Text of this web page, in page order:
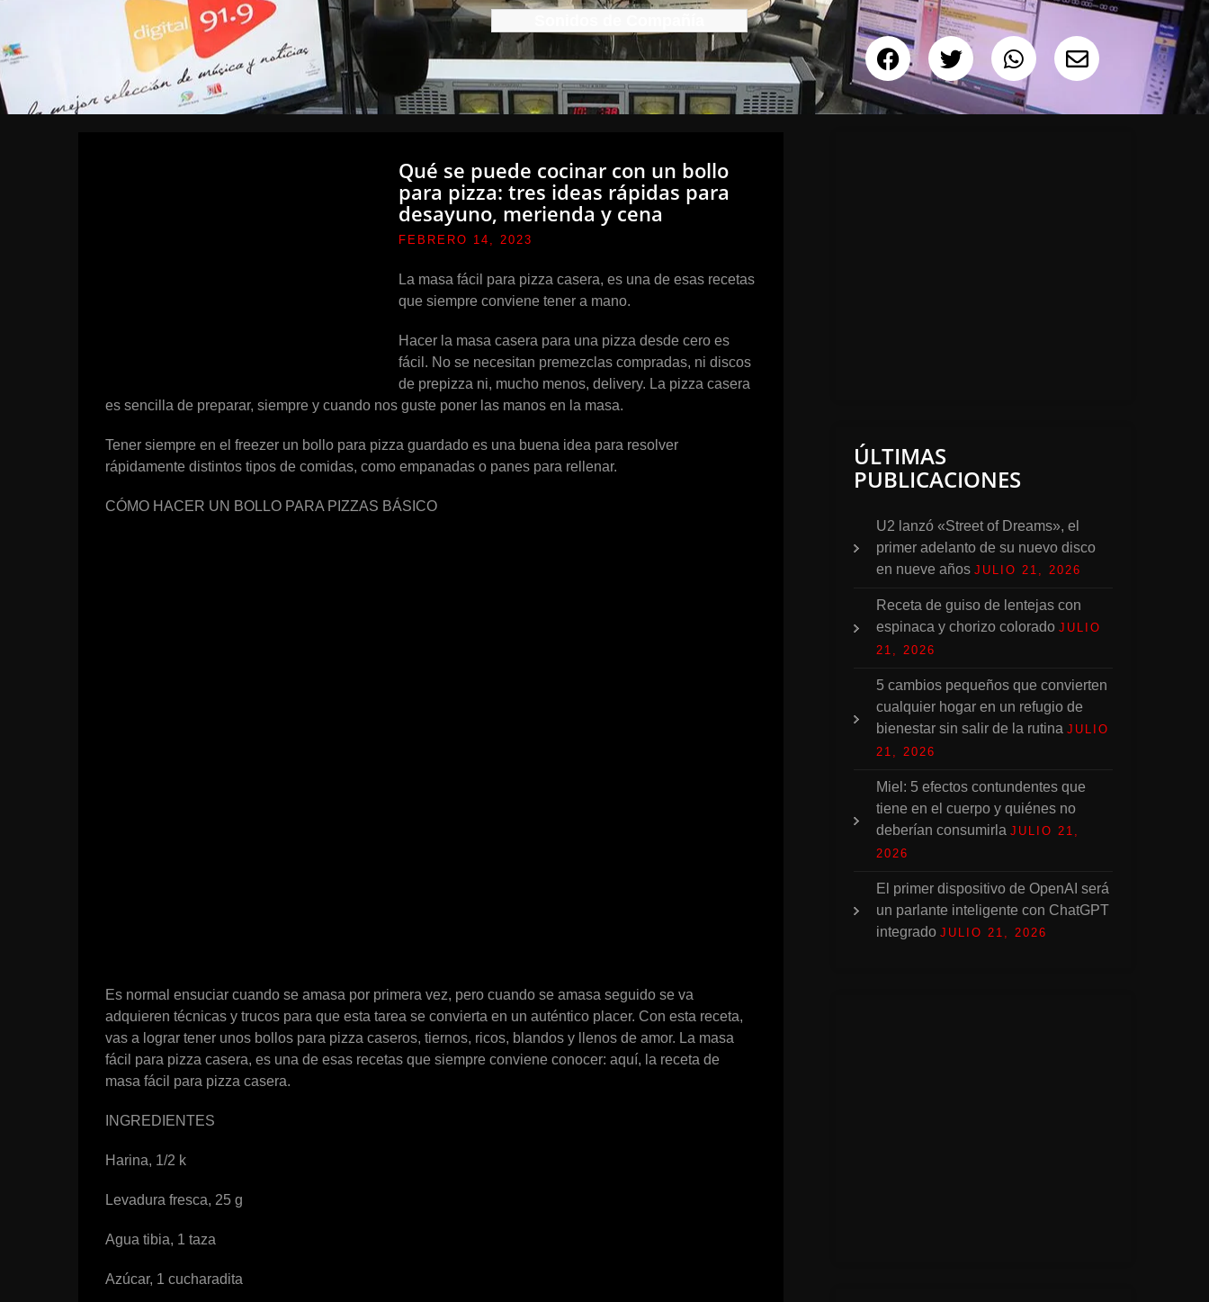
Qué se puede cocinar con un bollo
para pizza: tres ideas rápidas para
desayuno, merienda y cena
FEBRERO 14, 2023
La masa fácil para pizza casera, es una de esas recetas
que siempre conviene tener a mano.
Hacer la masa casera para una pizza desde cero es
fácil. No se necesitan premezclas compradas, ni discos
de prepizza ni, mucho menos, delivery. La pizza casera
es sencilla de preparar, siempre y cuando nos guste poner las manos en la masa.
Tener siempre en el freezer un bollo para pizza guardado es una buena idea para resolver
rápidamente distintos tipos de comidas, como empanadas o panes para rellenar.
CÓMO HACER UN BOLLO PARA PIZZAS BÁSICO
Es normal ensuciar cuando se amasa por primera vez, pero cuando se amasa seguido se va
adquieren técnicas y trucos para que esta tarea se convierta en un auténtico placer. Con esta receta,
vas a lograr tener unos bollos para pizza caseros, tiernos, ricos, blandos y llenos de amor. La masa
fácil para pizza casera, es una de esas recetas que siempre conviene conocer: aquí, la receta de
masa fácil para pizza casera.
INGREDIENTES
Harina, 1/2 k
Levadura fresca, 25 g
Agua tibia, 1 taza
Azúcar, 1 cucharadita
ÚLTIMAS
PUBLICACIONES
U2 lanzó «Street of Dreams», el
primer adelanto de su nuevo disco
en nueve años JULIO 21, 2026
Receta de guiso de lentejas con
espinaca y chorizo colorado JULIO
21, 2026
5 cambios pequeños que convierten
cualquier hogar en un refugio de
bienestar sin salir de la rutina JULIO
21, 2026
Miel: 5 efectos contundentes que
tiene en el cuerpo y quiénes no
deberían consumirla JULIO 21,
2026
El primer dispositivo de OpenAI será
un parlante inteligente con ChatGPT
integrado JULIO 21, 2026